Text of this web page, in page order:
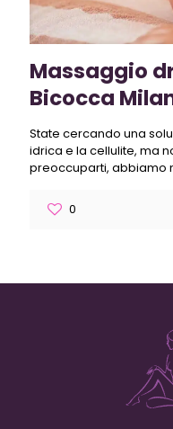
Massaggio
Bicocca
State cercando una
idrica e la cellulite, ma
preoccuparti, abbiamo
0